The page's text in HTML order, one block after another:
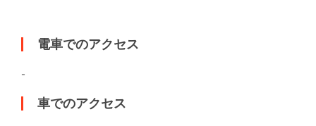
電車でのアクセス
-
車でのアクセス